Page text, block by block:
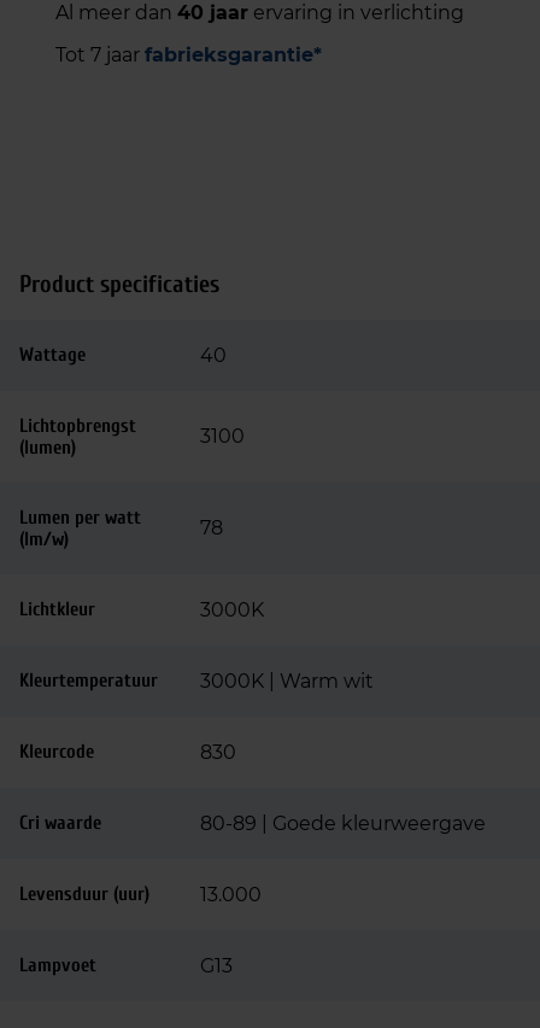
Al meer dan 40 jaar ervaring in verlichting
Tot 7 jaar fabrieksgarantie*
Product specificaties
Wattage 40
Lichtopbrengst
(lumen)
3100
Lumen per watt
(lm/w)
78
Lichtkleur 3000K
Kleurtemperatuur 3000K | Warm wit
Kleurcode 830
Cri waarde 80-89 | Goede kleurweergave
Levensduur (uur) 13.000
Lampvoet G13